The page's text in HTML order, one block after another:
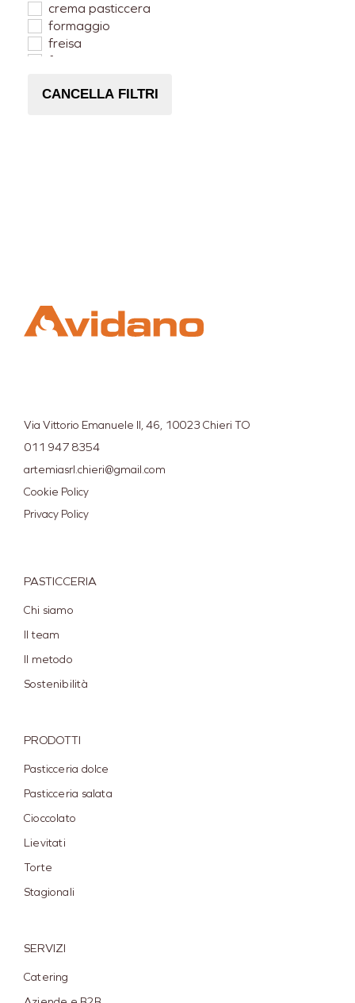
crema pasticcera
formaggio
freisa
frutta candita
Mango
CANCELLA FILTRI
Via Vittorio Emanuele II, 46, 10023 Chieri TO
011 947 8354
artemiasrl.chieri@gmail.com
Cookie Policy
Privacy Policy
PASTICCERIA
Chi siamo
Il team
Il metodo
Sostenibilità
PRODOTTI
Pasticceria dolce
Pasticceria salata
Cioccolato
Lievitati
Torte
Stagionali
SERVIZI
Catering